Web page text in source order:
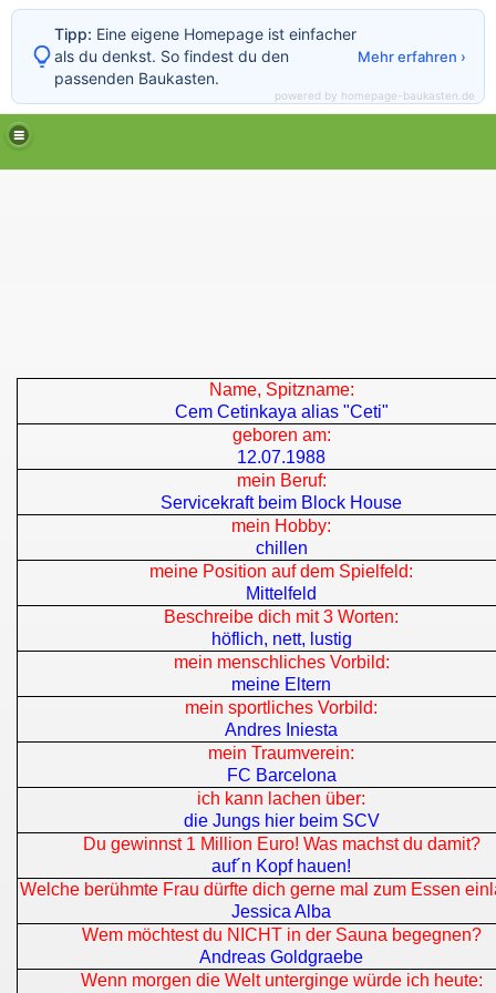
Name, Spitzname:
Cem Cetinkaya alias "Ceti"
geboren am:
12.07.1988
mein Beruf:
Servicekraft beim Block House
mein Hobby:
chillen
meine Position auf dem Spielfeld:
Mittelfeld
Beschreibe dich mit 3 Worten:
höflich, nett, lustig
mein menschliches Vorbild:
meine Eltern
mein sportliches Vorbild:
Andres Iniesta
mein Traumverein:
FC Barcelona
ich kann lachen über:
die Jungs hier beim SCV
Du gewinnst 1 Million Euro! Was machst du damit?
auf´n Kopf hauen!
Welche berühmte Frau dürfte dich gerne mal zum Essen
Jessica Alba
Wem möchtest du NICHT in der Sauna begegnen?
Andreas Goldgraebe
Wenn morgen die Welt unterginge würde ich heute:
Tipp: Eine eigene Homepage ist einfacher
als du denkst. So findest du den
passenden Baukasten.
Mehr erfahren ›
powered by homepage-baukasten.de